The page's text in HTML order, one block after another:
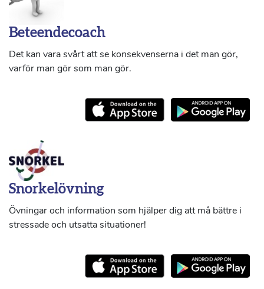
Beteendecoach
Det kan vara svårt att se konsekvenserna i det man gör,
varför man gör som man gör.
Snorkelövning
Övningar och information som hjälper dig att må bättre i
stressade och utsatta situationer!